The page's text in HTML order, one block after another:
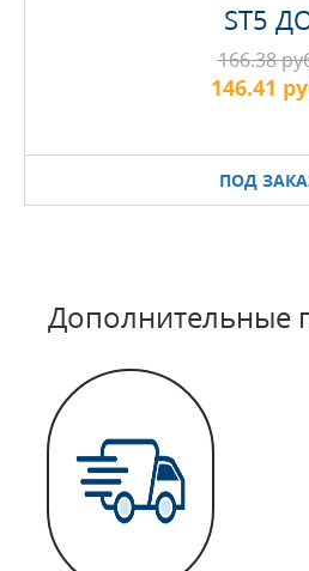
ST5
ПОД
166.38
146.41
Дополнительные